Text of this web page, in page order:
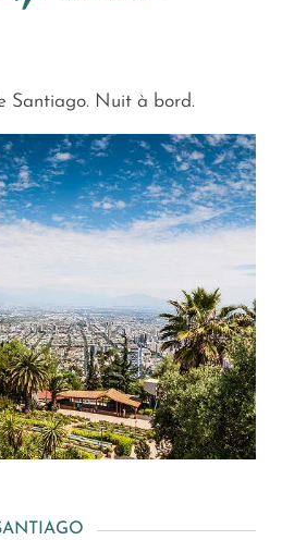
Santiago. Nuit à bord.